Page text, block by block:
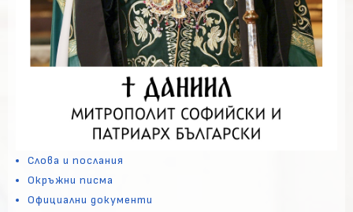
Слова и послания
Окръжни писма
Официални документи